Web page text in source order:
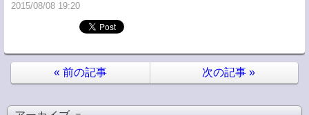
2015/08/08 19:20
« 前の記事 次の記事 »